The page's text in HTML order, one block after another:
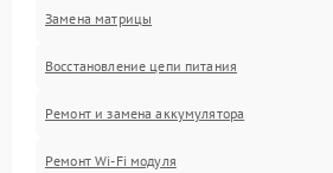
Замена матрицы
Восстановление цепи питания
Ремонт и замена аккумулятора
Ремонт Wi-Fi модуля